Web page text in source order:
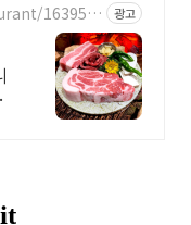
163951
광고